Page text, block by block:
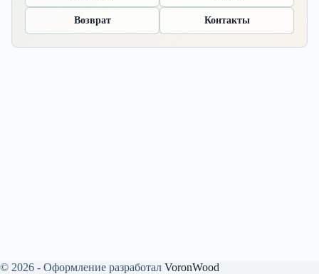
Возврат Контакты
© 2026 - Оформление разработал VoronWood